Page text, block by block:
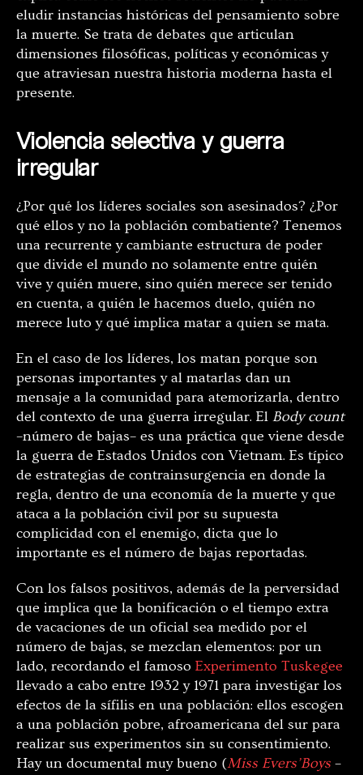
eludir instancias históricas del pensamiento sobre
la muerte. Se trata de debates que articulan
dimensiones filosóficas, políticas y económicas y
que atraviesan nuestra historia moderna hasta el
presente.
Violencia selectiva y guerra
irregular
¿Por qué los líderes sociales son asesinados? ¿Por
qué ellos y no la población combatiente? Tenemos
una recurrente y cambiante estructura de poder
que divide el mundo no solamente entre quién
vive y quién muere, sino quién merece ser tenido
en cuenta, a quién le hacemos duelo, quién no
merece luto y qué implica matar a quien se mata.
En el caso de los líderes, los matan porque son
personas importantes y al matarlas dan un
mensaje a la comunidad para atemorizarla, dentro
del contexto de una guerra irregular. El Body count
–número de bajas– es una práctica que viene desde
la guerra de Estados Unidos con Vietnam. Es típico
de estrategias de contrainsurgencia en donde la
regla, dentro de una economía de la muerte y que
ataca a la población civil por su supuesta
complicidad con el enemigo, dicta que lo
importante es el número de bajas reportadas.
Con los falsos positivos, además de la perversidad
que implica que la bonificación o el tiempo extra
de vacaciones de un oficial sea medido por el
número de bajas, se mezclan elementos: por un
lado, recordando el famoso Experimento Tuskegee
llevado a cabo entre 1932 y 1971 para investigar los
efectos de la sífilis en una población: ellos escogen
a una población pobre, afroamericana del sur para
realizar sus experimentos sin su consentimiento.
Hay un documental muy bueno (Miss Evers’Boys –